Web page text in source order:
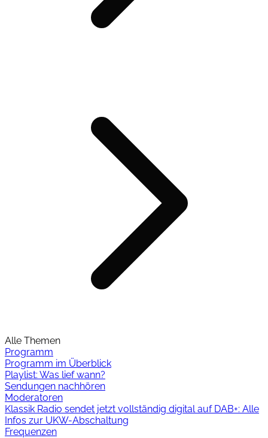
Alle Themen
Programm
Programm im Überblick
Playlist: Was lief wann?
Sendungen nachhören
Moderatoren
Klassik Radio sendet jetzt vollständig digital auf DAB+: Alle
Infos zur UKW-Abschaltung
Frequenzen